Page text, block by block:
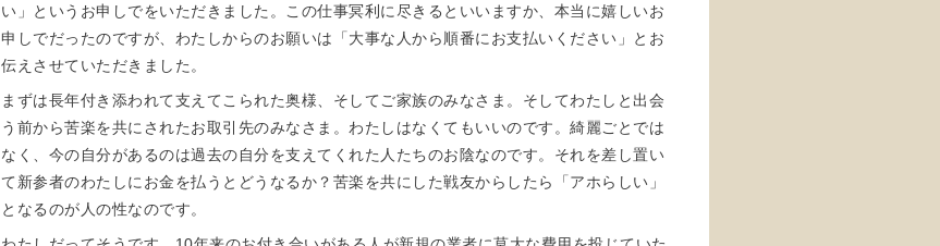
い」というお申しでをいただきました。この仕事冥利に尽きるといいますか、本当に嬉しいお
申しでだったのですが、わたしからのお願いは「大事な人から順番にお支払いください」とお
伝えさせていただきました。
まずは長年付き添われて支えてこられた奥様、そしてご家族のみなさま。そしてわたしと出会
う前から苦楽を共にされたお取引先のみなさま。わたしはなくてもいいのです。綺麗ごとでは
なく、今の自分があるのは過去の自分を支えてくれた人たちのお陰なのです。それを差し置い
て新参者のわたしにお金を払うとどうなるか？苦楽を共にした戦友からしたら「アホらしい」
となるのが人の性なのです。